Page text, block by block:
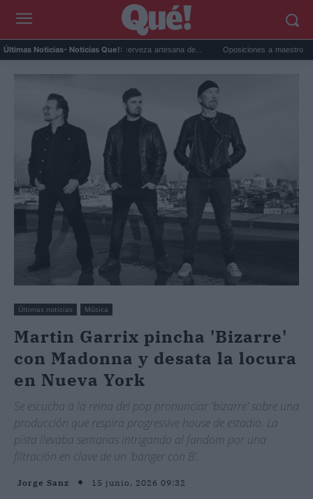
Últimas Noticias- Noticias Que!:
2026: el festival de cerveza artesana de... Oposiciones a maestro 2026:
Últimas noticias Música
Martin Garrix pincha 'Bizarre'
con Madonna y desata la locura
en Nueva York
Se escucha a la reina del pop pronunciar 'bizarre' sobre una
producción que respira progressive house de estadio. La
pista llevaba semanas intrigando al fandom por una
filtración en clave de un 'banger con B'.
Jorge Sanz 15 junio, 2026 09:32